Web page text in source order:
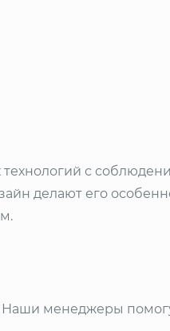
с
делают его
Наши менеджеры